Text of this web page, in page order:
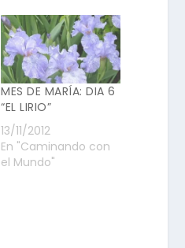
MES DE MARÍA: DIA 6
“EL LIRIO”
13/11/2012
En "Caminando con
el Mundo"